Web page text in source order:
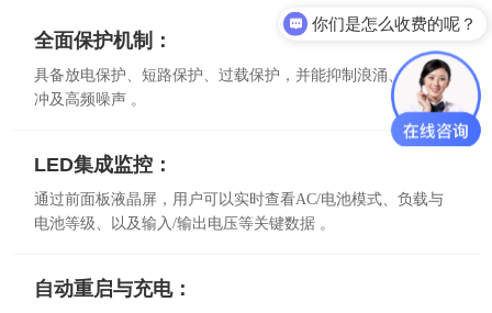
全面保护机制：
具备放电保护、短路保护、过载保护，并能抑制浪涌、尖峰脉
冲及高频噪声 。
LED集成监控：
通过前面板液晶屏，用户可以实时查看AC/电池模式、负载与
电池等级、以及输入/输出电压等关键数据 。
自动重启与充电：
你们是怎么收费的呢？